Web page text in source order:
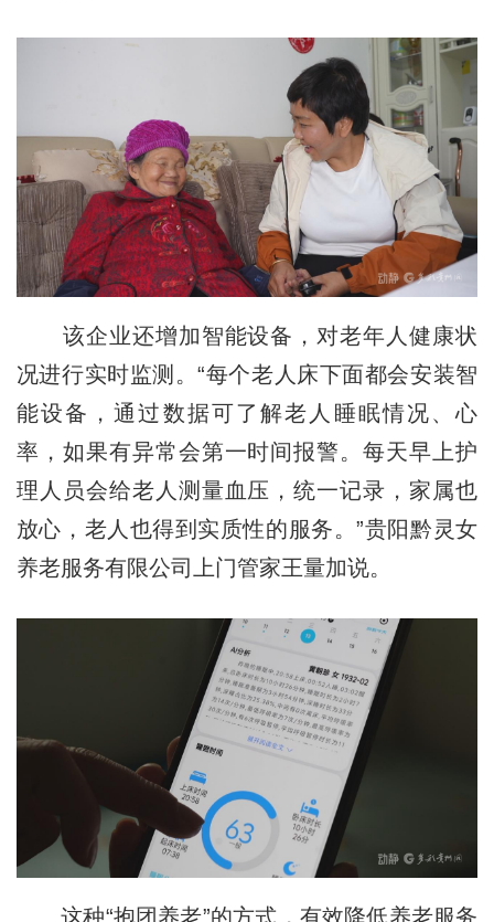
该企业还增加智能设备，对老年人健康状
况进行实时监测。“每个老人床下面都会安装智
能设备，通过数据可了解老人睡眠情况、心
率，如果有异常会第一时间报警。每天早上护
理人员会给老人测量血压，统一记录，家属也
放心，老人也得到实质性的服务。”贵阳黔灵女
养老服务有限公司上门管家王量加说。
这种“抱团养老”的方式，有效降低养老服务